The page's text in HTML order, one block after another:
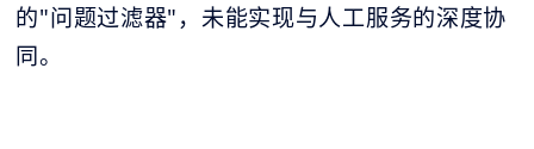
的"问题过滤器"，未能实现与人工服务的深度协
同。